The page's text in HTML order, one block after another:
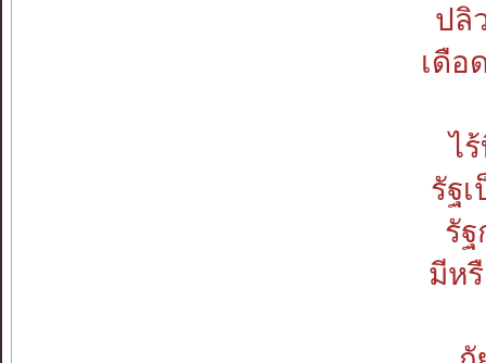
ปลิ
เดือ
ไ
รัฐ
รั
มีห